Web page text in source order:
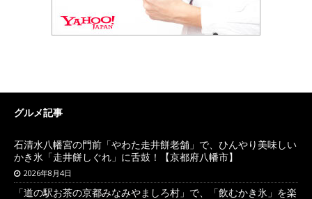
グルメ記事
石清水八幡宮の門前「やわた走井餅老舗」で、ひんやり美味しい
かき氷「走井餅しぐれ」に舌鼓！【京都府八幡市】
2026年8月4日
「道の駅お茶の京都みなみやましろ村」で、「飲むかき氷」を楽